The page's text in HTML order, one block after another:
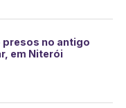
presos no antigo
em Niterói